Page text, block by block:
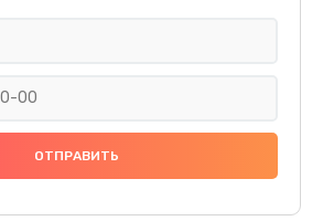
Ремонт подсветки